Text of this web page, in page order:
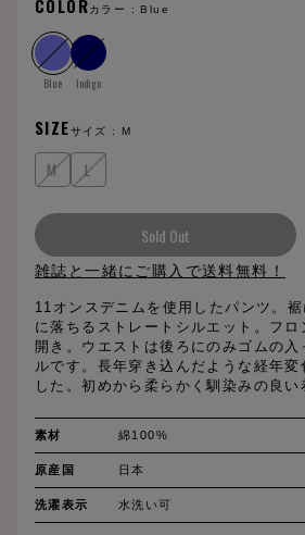
COLORカラー : Blue
Blue Indigo
SIZEサイズ : M
M L
Sold Out
雑誌と一緒にご購入で送料無料！
11オンスデニムを使用したパンツ。
に落ちるストレートシルエット。フロ
開き。ウエストは後ろにのみゴムの入
ルです。長年穿き込んだような経年変
した。初めから柔らかく馴染みの良い
素材 綿100%
原産国 日本
洗濯表示 水洗い可